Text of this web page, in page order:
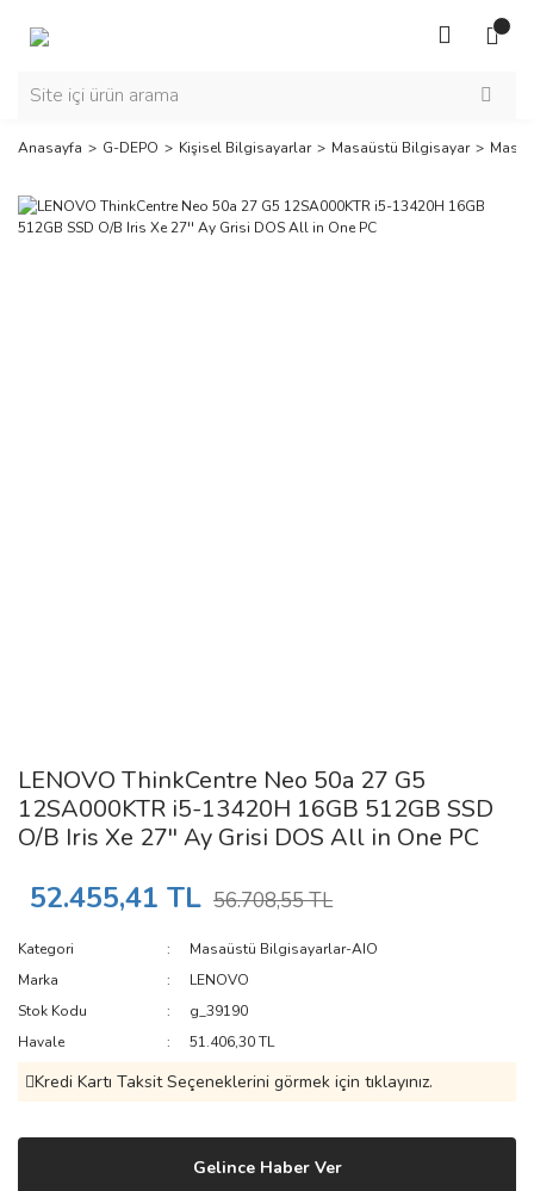
Anasayfa G-DEPO Kişisel Bilgisayarlar Masaüstü Bilgisayar
LENOVO ThinkCentre Neo 50a 27 G5
12SA000KTR i5-13420H 16GB 512GB SSD
O/B Iris Xe 27'' Ay Grisi DOS All in One PC
52.455,41 TL 56.708,55 TL
Kategori
Masaüstü Bilgisayarlar-AIO
Marka
LENOVO
Stok Kodu
g_39190
Havale
51.406,30 TL
Kredi Kartı Taksit Seçeneklerini görmek için tıklayınız.
Gelince Haber Ver